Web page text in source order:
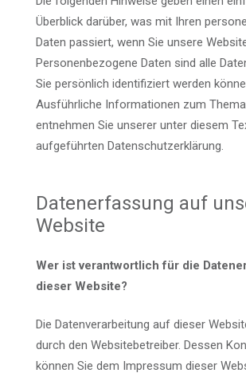
Überblick darüber, was mit Ihren
Daten passiert, wenn Sie unsere
Personenbezogene Daten sind alle
Sie persönlich identifiziert werden
Ausführliche Informationen zum
entnehmen Sie unserer unter diesem
aufgeführten Datenschutzerklärung.
Datenerfassung auf
Website
Wer ist verantwortlich für die
dieser Website?
Die Datenverarbeitung auf dieser
durch den Websitebetreiber. Dessen
können Sie dem Impressum dieser